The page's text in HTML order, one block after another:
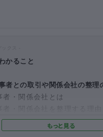
かること
者との取引や関係会社の整理
・関係会社とは
者や関係会社等の整理方法に
等との取引解消